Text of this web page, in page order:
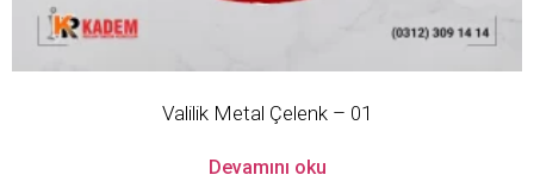
Valilik Metal Çelenk – 01
Devamını oku